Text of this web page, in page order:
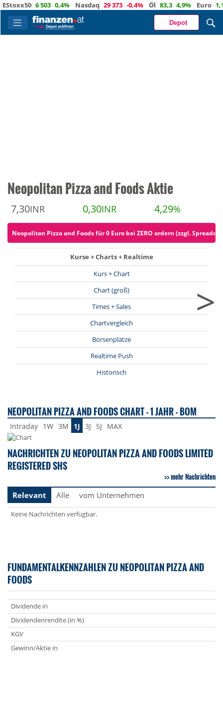
6 503 0,4% Nasdaq 29 373 -0,4% Öl 83,3 4,9% Euro 1,1525
Depot
Neopolitan Pizza and Foods Aktie
7,30INR 0,30INR 4,29%
Neopolitan Pizza and Foods für 0 Euro bei ZERO ordern (zzgl. Spreads)
Kurse + Charts + Realtime
Kurs + Chart
Chart (groß)
Times + Sales
Chartvergleich
Börsenplätze
Realtime Push
Historisch
>
NEOPOLITAN PIZZA AND FOODS CHART - 1 JAHR - BOM
Intraday 1W 3M 1J 3J 5J MAX
NACHRICHTEN ZU NEOPOLITAN PIZZA AND FOODS LIMITED
REGISTERED SHS
mehr Nachrichten
Relevant
Alle vom Unternehmen
Keine Nachrichten verfügbar.
FUNDAMENTALKENNZAHLEN ZU NEOPOLITAN PIZZA AND
FOODS
Dividende in
Dividendenrendite (in %)
KGV
Gewinn/Aktie in